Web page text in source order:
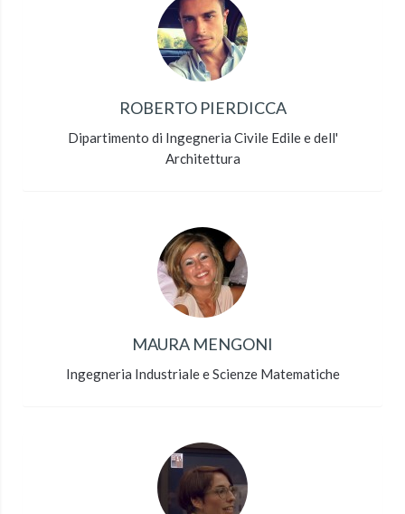
ROBERTO PIERDICCA
Dipartimento di Ingegneria Civile Edile e dell'
Architettura
MAURA MENGONI
Ingegneria Industriale e Scienze Matematiche